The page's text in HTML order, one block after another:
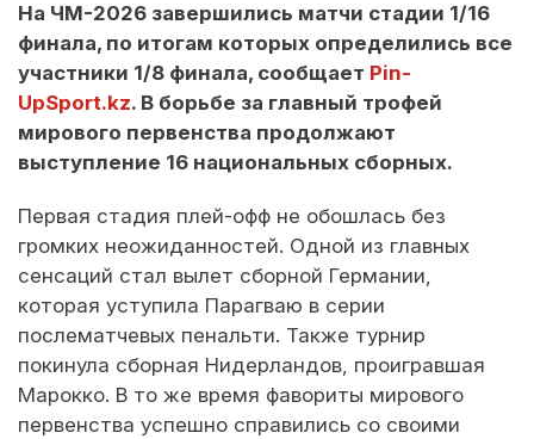
На ЧМ-2026 завершились матчи стадии 1/16
финала, по итогам которых определились все
участники 1/8 финала, сообщает Pin-
UpSport.kz. В борьбе за главный трофей
мирового первенства продолжают
выступление 16 национальных сборных.
Первая стадия плей-офф не обошлась без
громких неожиданностей. Одной из главных
сенсаций стал вылет сборной Германии,
которая уступила Парагваю в серии
послематчевых пенальти. Также турнир
покинула сборная Нидерландов, проигравшая
Марокко. В то же время фавориты мирового
первенства успешно справились со своими